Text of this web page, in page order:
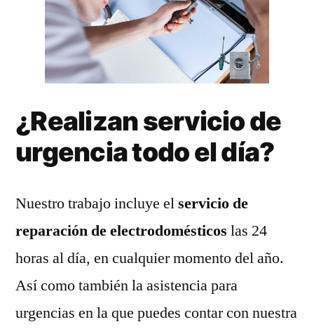
¿Realizan servicio de
urgencia todo el día?
Nuestro trabajo incluye elservicio de
reparación de electrodomésticos las 24
horas al día, en cualquier momento del año.
Así como también la asistencia para
urgencias en la que puedes contar con nuestra